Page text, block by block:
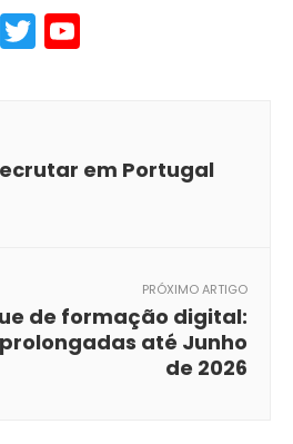
LinkedIn
Twitter
em Portugal
PRÓXIMO ARTIGO
de formação digital:
até Junho
de 2026